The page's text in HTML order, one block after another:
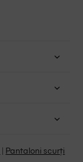
| Pantaloni scurți